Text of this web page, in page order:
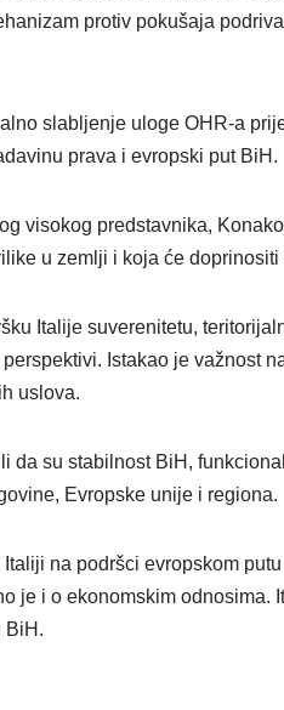
protiv pokušaja
slabljenje uloge OHR-a
prava i evropski put BiH.
visokog predstavnika,
u zemlji i koja će
Italije suverenitetu,
Istakao je važnost
uslova.
da su stabilnost BiH,
Evropske unije i regiona.
na podršci evropskom
je i o ekonomskim
BiH.